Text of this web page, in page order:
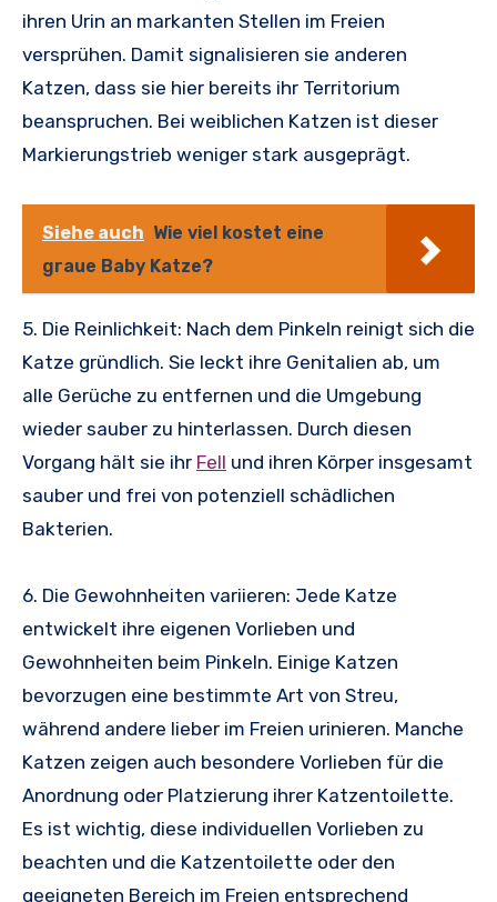
ihren Urin an markanten Stellen im Freien
versprühen. Damit signalisieren sie anderen
Katzen, dass sie hier bereits ihr Territorium
beanspruchen. Bei weiblichen Katzen ist dieser
Markierungstrieb weniger stark ausgeprägt.
Siehe auch Wie viel kostet eine
graue Baby Katze?
5. Die Reinlichkeit: Nach dem Pinkeln reinigt sich die
Katze gründlich. Sie leckt ihre Genitalien ab, um
alle Gerüche zu entfernen und die Umgebung
wieder sauber zu hinterlassen. Durch diesen
Vorgang hält sie ihr Fell und ihren Körper insgesamt
sauber und frei von potenziell schädlichen
Bakterien.
6. Die Gewohnheiten variieren: Jede Katze
entwickelt ihre eigenen Vorlieben und
Gewohnheiten beim Pinkeln. Einige Katzen
bevorzugen eine bestimmte Art von Streu,
während andere lieber im Freien urinieren. Manche
Katzen zeigen auch besondere Vorlieben für die
Anordnung oder Platzierung ihrer Katzentoilette.
Es ist wichtig, diese individuellen Vorlieben zu
beachten und die Katzentoilette oder den
geeigneten Bereich im Freien entsprechend